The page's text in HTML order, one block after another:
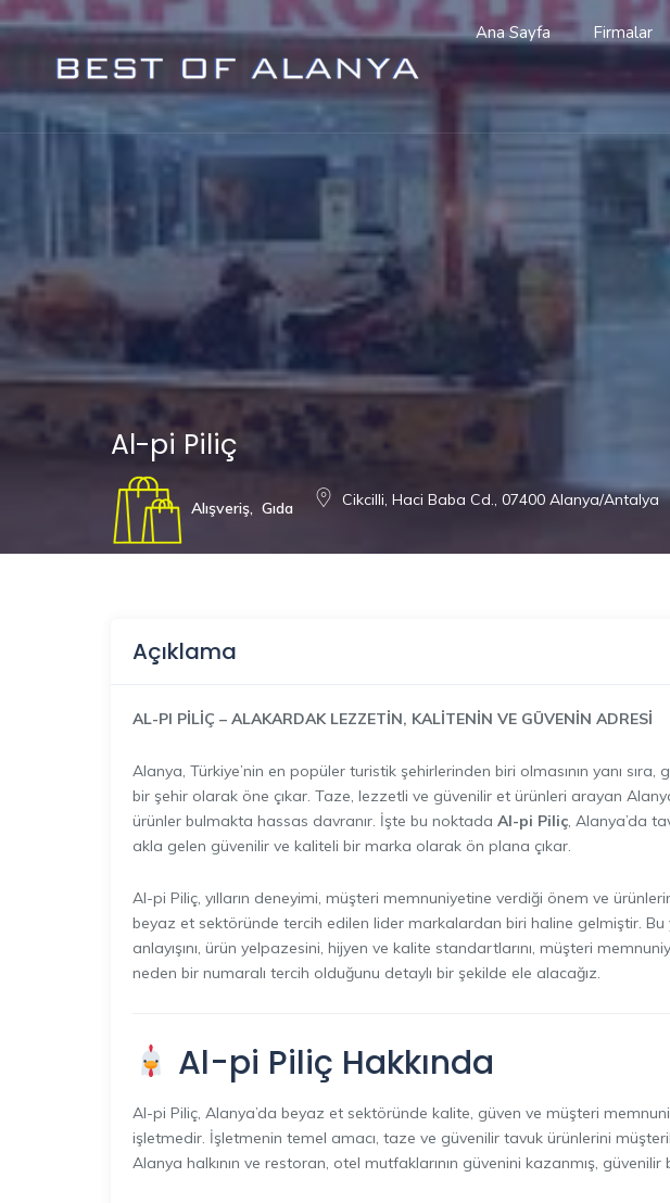
Ana Sayfa Firmalar
Al-pi Piliç
Alışveriş, Gıda Cikcilli, Haci Baba Cd., 07400 Alanya/Antalya
Açıklama
AL-PI PİLİÇ – ALAKARDAK LEZZETİN, KALİTENİN VE GÜVENİN ADRESİ
Alanya, Türkiye’nin en popüler turistik şehirlerinden biri olmasının yanı
bir şehir olarak öne çıkar. Taze, lezzetli ve güvenilir et ürünleri arayan
ürünler bulmakta hassas davranır. İşte bu noktada Al-pi Piliç, Alanya’da
akla gelen güvenilir ve kaliteli bir marka olarak ön plana çıkar.
Al-pi Piliç, yılların deneyimi, müşteri memnuniyetine verdiği önem ve
beyaz et sektöründe tercih edilen lider markalardan biri haline gelmiştir. Bu
anlayışını, ürün yelpazesini, hijyen ve kalite standartlarını, müşteri
neden bir numaralı tercih olduğunu detaylı bir şekilde ele alacağız.
Al-pi Piliç Hakkında
Al-pi Piliç, Alanya’da beyaz et sektöründe kalite, güven ve müşteri
işletmedir. İşletmenin temel amacı, taze ve güvenilir tavuk ürünlerini
Alanya halkının ve restoran, otel mutfaklarının güvenini kazanmış, güvenilir